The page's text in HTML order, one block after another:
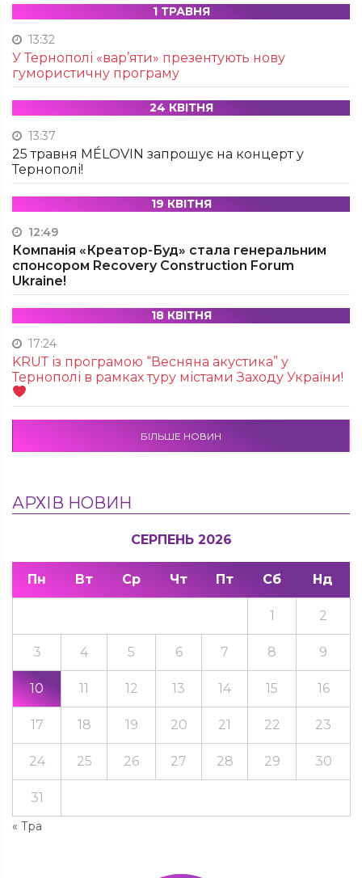
1 ТРАВНЯ
13:32
У Тернополі «вар’яти» презентують нову
гумористичну програму
24 КВІТНЯ
13:37
25 травня MÉLOVIN запрошує на концерт у
Тернополі!
19 КВІТНЯ
12:49
Компанія «Креатор-Буд» стала генеральним
спонсором Recovery Construction Forum
Ukraine!
18 КВІТНЯ
17:24
KRUТ із програмою “Весняна акустика” у
Тернополі в рамках туру містами Заходу України!
БІЛЬШЕ НОВИН
АРХІВ НОВИН
СЕРПЕНЬ 2026
Пн Вт Ср Чт Пт Сб Нд
« Тра
1 2
3 4 5 6 7 8 9
10 11 12 13 14 15 16
17 18 19 20 21 22 23
24 25 26 27 28 29 30
31